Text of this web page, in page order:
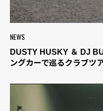
NEWS
DUSTY HUSKY ＆ DJ
ングカーで巡るクラブツ